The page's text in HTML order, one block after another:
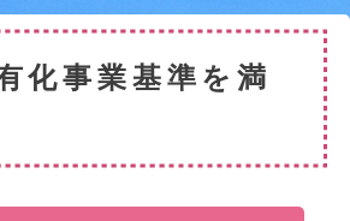
化事業基準を満